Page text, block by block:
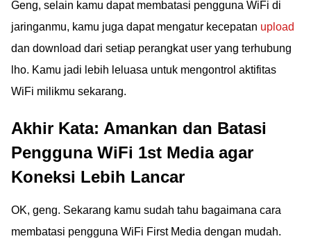
Geng, selain kamu dapat membatasi pengguna WiFi di
jaringanmu, kamu juga dapat mengatur kecepatan upload
dan download dari setiap perangkat user yang terhubung
lho. Kamu jadi lebih leluasa untuk mengontrol aktifitas
WiFi milikmu sekarang.
Akhir Kata: Amankan dan Batasi
Pengguna WiFi 1st Media agar
Koneksi Lebih Lancar
OK, geng. Sekarang kamu sudah tahu bagaimana cara
membatasi pengguna WiFi First Media dengan mudah.